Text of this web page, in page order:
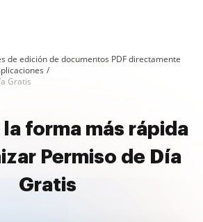
de edición de documentos PDF directamente
Gratis
la forma más rápida
Permiso de Día
Gratis